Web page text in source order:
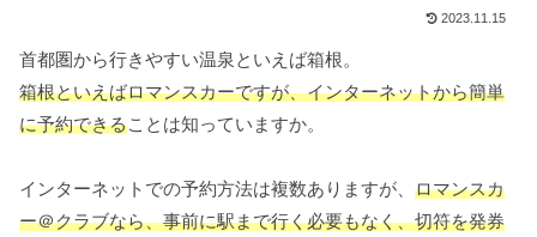
2023.11.15
首都圏から行きやすい温泉といえば箱根。
箱根といえばロマンスカーですが、インターネットから簡単
に予約できることは知っていますか。
インターネットでの予約方法は複数ありますが、 ロマンスカ
ー＠クラブなら、事前に駅まで行く必要もなく、切符を発券